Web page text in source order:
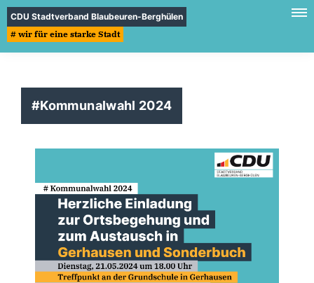
CDU Stadtverband Blaubeuren-Berghülen
# wir für eine starke Stadt
#Kommunalwahl 2024